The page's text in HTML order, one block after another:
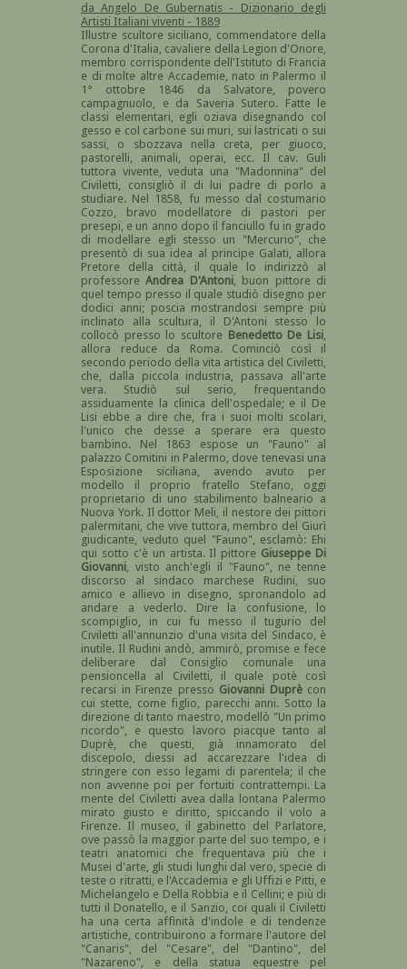
da Angelo De Gubernatis - Dizionario degli
Artisti Italiani viventi - 1889
Illustre scultore siciliano, commendatore della
Corona d'Italia, cavaliere della Legion d'Onore,
membro corrispondente dell'Istituto di Francia
e di molte altre Accademie, nato in Palermo il
1° ottobre 1846 da Salvatore, povero
campagnuolo, e da Saveria Sutero. Fatte le
classi elementari, egli oziava disegnando col
gesso e col carbone sui muri, sui lastricati o sui
sassi, o sbozzava nella creta, per giuoco,
pastorelli, animali, operai, ecc. Il cav. Guli
tuttora vivente, veduta una "Madonnina" del
Civiletti, consigliò il di lui padre di porlo a
studiare. Nel 1858, fu messo dal costumario
Cozzo, bravo modellatore di pastori per
presepi, e un anno dopo il fanciullo fu in grado
di modellare egli stesso un "Mercurio", che
presentò di sua idea al principe Galati, allora
Pretore della città, il quale lo indirizzò al
professoreAndrea D'Antoni, buon pittore di
quel tempo presso il quale studiò disegno per
dodici anni; poscia mostrandosi sempre più
inclinato alla scultura, il D'Antoni stesso lo
collocò presso lo scultore Benedetto De Lisi,
allora reduce da Roma. Cominciò così il
secondo periodo della vita artistica del Civiletti,
che, dalla piccola industria, passava all'arte
vera. Studiò sul serio, frequentando
assiduamente la clinica dell'ospedale; e il De
Lisi ebbe a dire che, fra i suoi molti scolari,
l'unico che desse a sperare era questo
bambino. Nel 1863 espose un "Fauno" al
palazzo Comitini in Palermo, dove tenevasi una
Esposizione siciliana, avendo avuto per
modello il proprio fratello Stefano, oggi
proprietario di uno stabilimento balneario a
Nuova York. Il dottor Meli, il nestore dei pittori
palermitani, che vive tuttora, membro del Giurì
giudicante, veduto quel "Fauno", esclamò: Ehi
qui sotto c'è un artista. Il pittore Giuseppe Di
Giovanni, visto anch'egli il "Fauno", ne tenne
discorso al sindaco marchese Rudini, suo
amico e allievo in disegno, spronandolo ad
andare a vederlo. Dire la confusione, lo
scompiglio, in cui fu messo il tugurio del
Civiletti all'annunzio d'una visita del Sindaco, è
inutile. Il Rudini andò, ammirò, promise e fece
deliberare dal Consiglio comunale una
pensioncella al Civiletti, il quale potè così
recarsi in Firenze presso Giovanni Duprècon
cui stette, come figlio, parecchi anni. Sotto la
direzione di tanto maestro, modellò "Un primo
ricordo", e questo lavoro piacque tanto al
Duprè, che questi, già innamorato del
discepolo, diessi ad accarezzare l'idea di
stringere con esso legami di parentela; il che
non avvenne poi per fortuiti contrattempi. La
mente del Civiletti avea dalla lontana Palermo
mirato giusto e diritto, spiccando il volo a
Firenze. Il museo, il gabinetto del Parlatore,
ove passò la maggior parte del suo tempo, e i
teatri anatomici che frequentava più che i
Musei d'arte, gli studi lunghi dal vero, specie di
teste o ritratti, e l'Accademia e gli Uffizi e Pitti, e
Michelangelo e Della Robbia e il Cellini; e più di
tutti il Donatello, e il Sanzio, coi quali il Civiletti
ha una certa affìnità d'indole e di tendenze
artistiche, contribuirono a formare l'autore del
"Canaris", del "Cesare", del "Dantino", del
"Nazareno", e della statua equestre pel